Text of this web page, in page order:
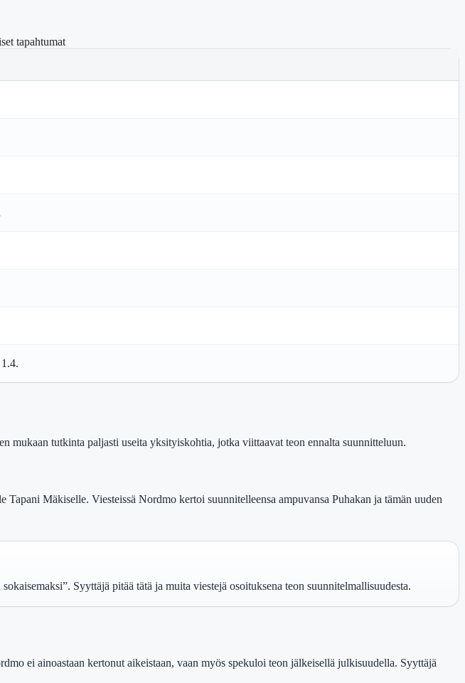
tapahtumat
mukaan tutkinta paljasti useita yksityiskohtia, jotka viittaavat teon ennalta suunnitteluun.
Mäkiselle. Viesteissä Nordmo kertoi suunnitelleensa ampuvansa Puhakan ja tämän uuden
Syyttäjä pitää tätä ja muita viestejä osoituksena teon suunnitelmallisuudesta.
ei ainoastaan kertonut aikeistaan, vaan myös spekuloi teon jälkeisellä julkisuudella. Syyttäjä